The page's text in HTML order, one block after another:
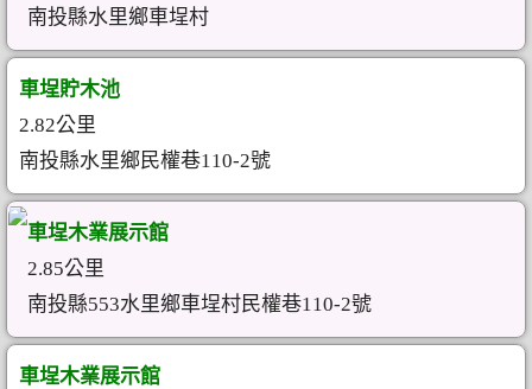
南投縣水里鄉車埕村
車埕貯木池
2.82公里
南投縣水里鄉民權巷110-2號
車埕木業展示館
2.85公里
南投縣553水里鄉車埕村民權巷110-2號
車埕木業展示館